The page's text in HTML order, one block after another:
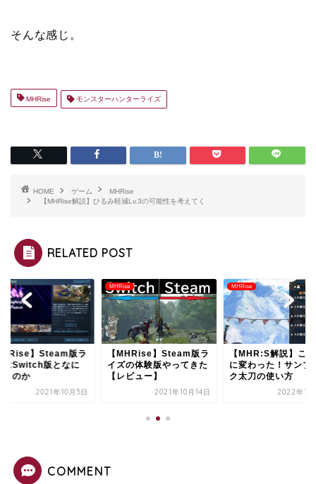
そんな感じ。
MHRise モンスターハンターライズ
HOME ゲーム
MHRise
【MHRise解説】ひるみ軽減Lv.3の可能性を考えてく
RELATED POST
】Steam版ラ
はSwitch版となに
うのか
2021年10月5日
MHRise
【MHRise】Steam版ラ
イズの体験版やってきた
【レビュー】
2021年10月14日
MHRise
【MHR:S解説】こ
に変わった！サンブ
ク太刀の使い方
2022年7
COMMENT